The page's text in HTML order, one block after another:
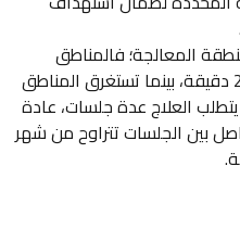
المعالجة؛ فالمناطق
الصغيرة قد تستغرق من 15 إلى 20 دقيقة، بينما تستغرق المناطق
ساعة. يتطلب العلاج عدة جلسات، عادة
فترة فاصل بين الجلسات تتراوح من شهر